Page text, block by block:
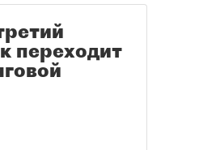
переходит